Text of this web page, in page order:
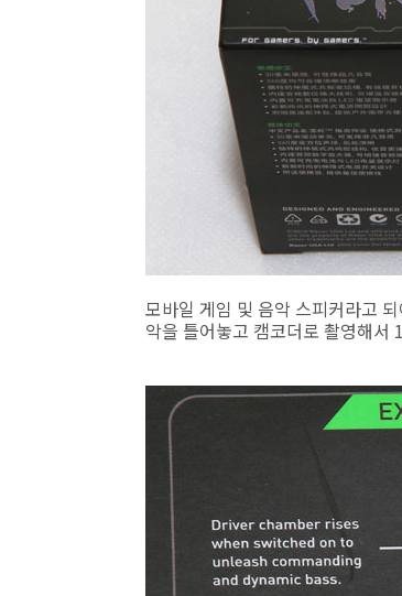
모바일 게임 및 음악 스피커라고
악을 틀어놓고 캠코더로 촬영해